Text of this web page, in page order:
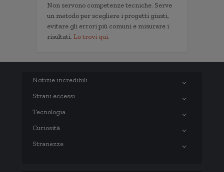
Non servono competenze tecniche. Serve
un metodo per scegliere i progetti giusti,
evitare gli errori più comuni e misurare i
risultati. Lo trovi qui.
Notizie incredibili
Strani eccessi
Tecnologia
Curiosità
Stranezze